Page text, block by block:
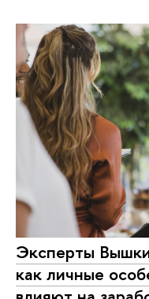
Эксперты
как личные